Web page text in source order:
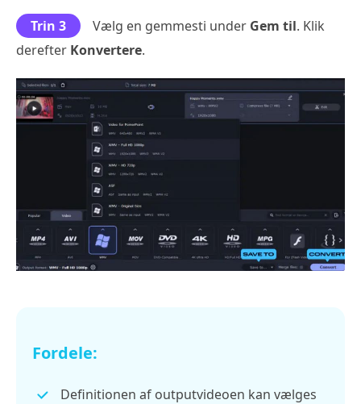
Trin 3 Vælg en gemmesti under Gem til. Klik
derefter Konvertere.
Fordele:
Definitionen af outputvideoen kan vælges